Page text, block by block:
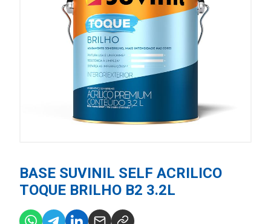
BASE SUVINIL SELF ACRILICO
TOQUE BRILHO B2 3.2L